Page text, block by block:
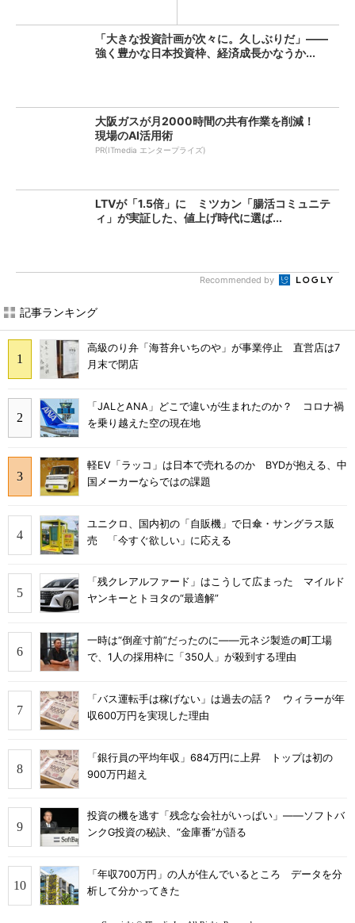
「大きな投資計画が次々に。久しぶりだ」――
強く豊かな日本投資枠、経済成長かなうか...
大阪ガスが月2000時間の共有作業を削減！
現場のAI活用術
PR(ITmedia エンタープライズ)
LTVが「1.5倍」に ミツカン「腸活コミュニテ
ィ」が実証した、値上げ時代に選ば...
Recommended by
記事ランキング
高級のり弁「海苔弁いちのや」が事業停止 直営店は7
月末で閉店
「JALとANA」どこで違いが生まれたのか？ コロナ禍
を乗り越えた空の現在地
軽EV「ラッコ」は日本で売れるのか BYDが抱える、中
国メーカーならではの課題
ユニクロ、国内初の「自販機」で日傘・サングラス販
売 「今すぐ欲しい」に応える
「残クレアルファード」はこうして広まった マイルド
ヤンキーとトヨタの“最適解”
一時は“倒産寸前”だったのに――元ネジ製造の町工場
で、1人の採用枠に「350人」が殺到する理由
「バス運転手は稼げない」は過去の話？ ウィラーが年
収600万円を実現した理由
「銀行員の平均年収」684万円に上昇 トップは初の
900万円超え
投資の機を逃す「残念な会社がいっぱい」――ソフトバ
ンクG投資の秘訣、“金庫番”が語る
「年収700万円」の人が住んでいるところ データを分
析して分かってきた